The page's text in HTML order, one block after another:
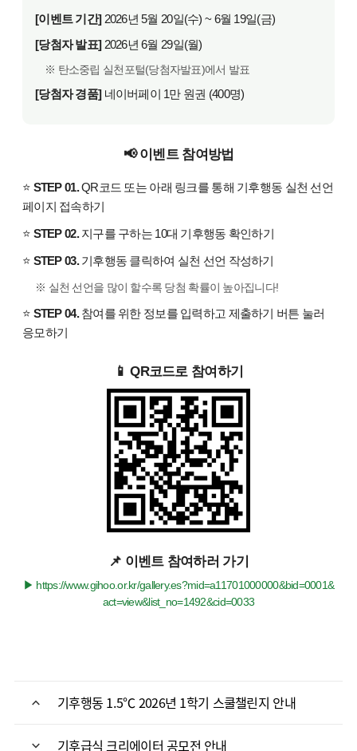
[이벤트 기간]2026년 5월 20일(수) ~ 6월 19일(금)
[당첨자 발표]2026년 6월 29일(월)
※ 탄소중립 실천포털(당첨자발표)에서 발표
[당첨자 경품]네이버페이 1만 원권 (400명)
📢 이벤트 참여방법
⭐ STEP 01.QR코드 또는 아래 링크를 통해 기후행동 실천 선언
페이지 접속하기
⭐ STEP 02.지구를 구하는 10대 기후행동 확인하기
⭐ STEP 03.기후행동 클릭하여 실천 선언 작성하기
※ 실천 선언을 많이 할수록 당첨 확률이 높아집니다!
⭐ STEP 04.참여를 위한 정보를 입력하고 제출하기 버튼 눌러
응모하기
📱 QR코드로 참여하기
📌 이벤트 참여하러 가기
▶ https://www.gihoo.or.kr/gallery.es?mid=a11701000000&bid=0001&
act=view&list_no=1492&cid=0033
기후행동 1.5℃ 2026년 1학기 스쿨챌린지 안내
기후급식 크리에이터 공모전 안내